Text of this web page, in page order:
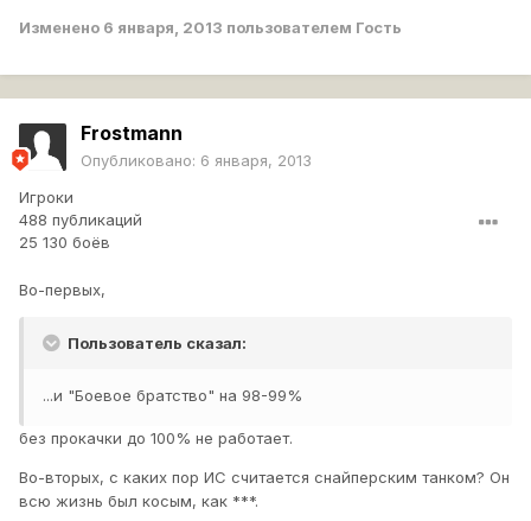
Изменено 6 января, 2013 пользователем Гость
Frostmann
Опубликовано: 6 января, 2013
Игроки
488 публикаций
25 130 боёв
Во-первых,
Пользователь сказал:
...и "Боевое братство" на 98-99%
без прокачки до 100% не работает.
Во-вторых, с каких пор ИС считается снайперским танком? Он
всю жизнь был косым, как ***.